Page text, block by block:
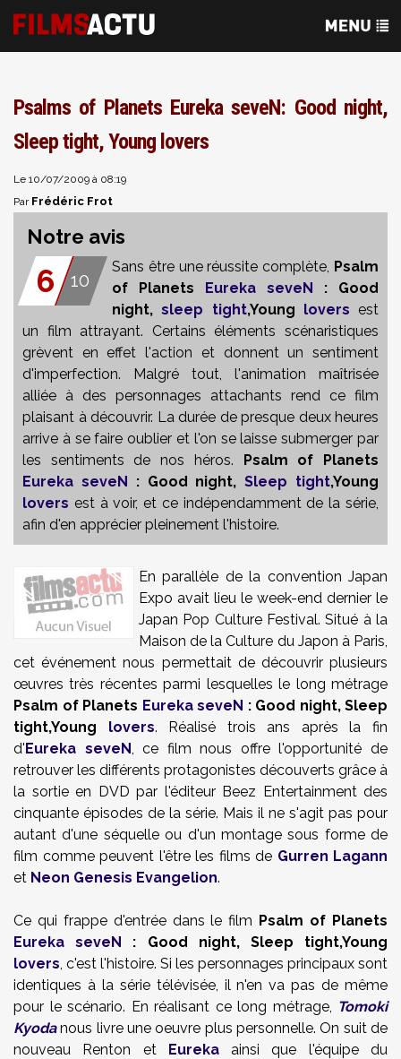
Psalms of Planets Eureka seveN: Good night,
Sleep tight, Young lovers
Le 10/07/2009 à 08:19
Par Frédéric Frot
Notre avis
6 10
Sans être une réussite complète, Psalm
of Planets Eureka seveN : Good
night,sleep tight,Young lovers est
un film attrayant. Certains éléments scénaristiques
grèvent en effet l'action et donnent un sentiment
d'imperfection. Malgré tout, l'animation maîtrisée
alliée à des personnages attachants rend ce film
plaisant à découvrir. La durée de presque deux heures
arrive à se faire oublier et l'on se laisse submerger par
les sentiments de nos héros. Psalm of Planets
Eureka seveN : Good night,Sleep tight,Young
lovers est à voir, et ce indépendamment de la série,
afin d'en apprécier pleinement l'histoire.
En parallèle de la convention Japan
Expo avait lieu le week-end dernier le
Japan Pop Culture Festival. Situé à la
Maison de la Culture du Japon à Paris,
cet événement nous permettait de découvrir plusieurs
œuvres très récentes parmi lesquelles le long métrage
Psalm of Planets Eureka seveN : Good night, Sleep
tight,Young lovers. Réalisé trois ans après la fin
d'Eureka seveN, ce film nous offre l'opportunité de
retrouver les différents protagonistes découverts grâce à
la sortie en DVD par l'éditeur Beez Entertainment des
cinquante épisodes de la série. Mais il ne s'agit pas pour
autant d'une séquelle ou d'un montage sous forme de
film comme peuvent l'être les films de Gurren Lagann
et Neon Genesis Evangelion.
Ce qui frappe d'entrée dans le film Psalm of Planets
Eureka seveN : Good night, Sleep tight,Young
lovers, c'est l'histoire. Si les personnages principaux sont
identiques à la série télévisée, il n'en va pas de même
pour le scénario. En réalisant ce long métrage, Tomoki
Kyodanous livre une oeuvre plus personnelle. On suit de
nouveau Renton et Eurekaainsi que l'équipe du